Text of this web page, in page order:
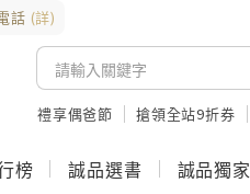
話 (詳)
禮享偶爸節 搶領全站9折券
榜 誠品選書 誠品獨家